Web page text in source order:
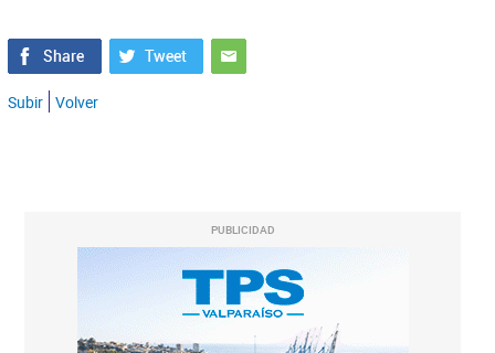
Subir Volver
PUBLICIDAD